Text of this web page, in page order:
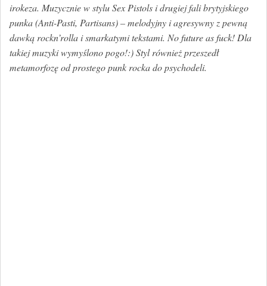
irokeza. Muzycznie w stylu Sex Pistols i drugiej fali brytyjskiego
punka (Anti-Pasti, Partisans) – melodyjny i agresywny z pewną
dawką rockn’rolla i smarkatymi tekstami. No future as fuck! Dla
takiej muzyki wymyślono pogo!:) Styl również przeszedł
metamorfozę od prostego punk rocka do psychodeli.